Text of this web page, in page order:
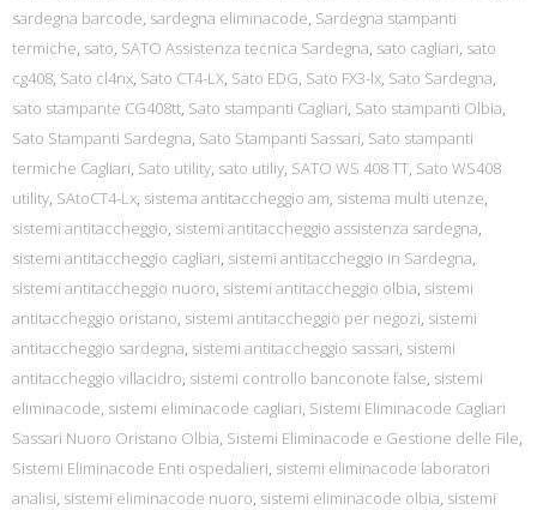
sardegna barcode, sardegna eliminacode, Sardegna stampanti
termiche, sato, SATO Assistenza tecnica Sardegna, sato cagliari, sato
cg408, Sato cl4nx, Sato CT4-LX, Sato EDG, Sato FX3-lx, Sato Sardegna,
sato stampante CG408tt, Sato stampanti Cagliari, Sato stampanti Olbia,
Sato Stampanti Sardegna, Sato Stampanti Sassari, Sato stampanti
termiche Cagliari, Sato utility, sato utiliy, SATO WS 408 TT, Sato WS408
utility, SAtoCT4-Lx, sistema antitaccheggio am, sistema multi utenze,
sistemi antitaccheggio, sistemi antitaccheggio assistenza sardegna,
sistemi antitaccheggio cagliari, sistemi antitaccheggio in Sardegna,
sistemi antitaccheggio nuoro, sistemi antitaccheggio olbia, sistemi
antitaccheggio oristano, sistemi antitaccheggio per negozi, sistemi
antitaccheggio sardegna, sistemi antitaccheggio sassari, sistemi
antitaccheggio villacidro, sistemi controllo banconote false, sistemi
eliminacode, sistemi eliminacode cagliari, Sistemi Eliminacode Cagliari
Sassari Nuoro Oristano Olbia, Sistemi Eliminacode e Gestione delle File,
Sistemi Eliminacode Enti ospedalieri, sistemi eliminacode laboratori
analisi, sistemi eliminacode nuoro, sistemi eliminacode olbia, sistemi